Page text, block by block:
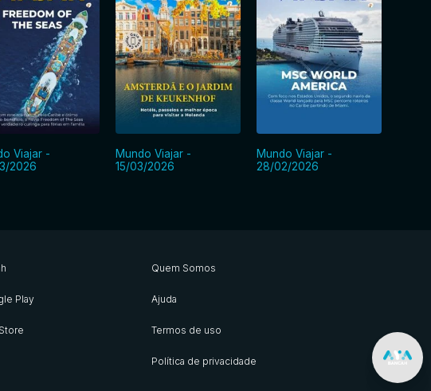
Viajar -
2026
Mundo Viajar -
15/03/2026
Mundo Viajar -
28/02/2026
Play
Quem Somos
Ajuda
Termos de uso
Política de privacidade